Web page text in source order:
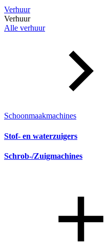
Verhuur
Verhuur
Alle verhuur
Schoonmaakmachines
Stof- en waterzuigers
Schrob-/Zuigmachines